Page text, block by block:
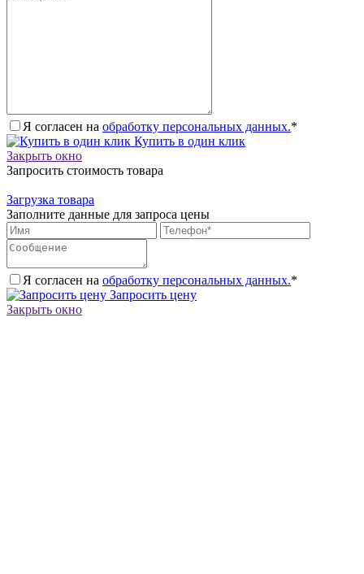
Я согласен на обработку персональных данных.*
Купить в один клик
Закрыть окно
Запросить стоимость товара
Загрузка товара
Заполните данные для запроса цены
Я согласен на обработку персональных данных.*
Запросить цену
Закрыть окно